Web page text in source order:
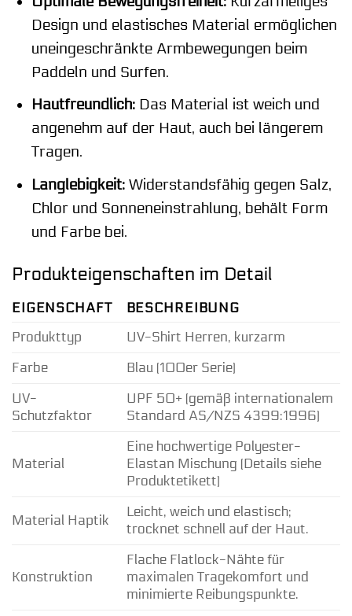
Design und elastisches Material ermöglichen
uneingeschränkte Armbewegungen beim
Paddeln und Surfen.
Hautfreundlich:Das Material ist weich und
angenehm auf der Haut, auch bei längerem
Tragen.
Langlebigkeit:Widerstandsfähig gegen Salz,
Chlor und Sonneneinstrahlung, behält Form
und Farbe bei.
Produkteigenschaften im Detail
EIGENSCHAFT
BESCHREIBUNG
Produkttyp
UV-Shirt Herren, kurzarm
Farbe
Blau (100er Serie)
UV-
Schutzfaktor
UPF 50+ (gemäß internationalem
Standard AS/NZS 4399:1996)
Material
Eine hochwertige Polyester-
Elastan Mischung (Details siehe
Produktetikett)
Material Haptik
Leicht, weich und elastisch;
trocknet schnell auf der Haut.
Konstruktion
Flache Flatlock-Nähte für
maximalen Tragekomfort und
minimierte Reibungspunkte.